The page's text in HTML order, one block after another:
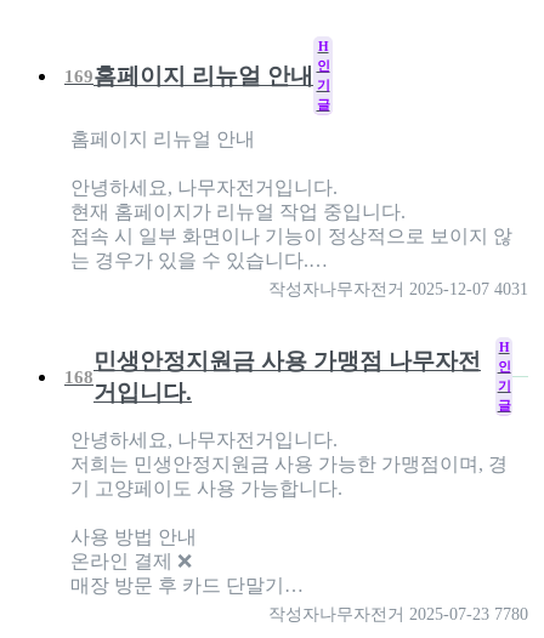
169홈페이지 리뉴얼 안내
H
인
기
글
홈페이지 리뉴얼 안내
안녕하세요, 나무자전거입니다.
현재 홈페이지가 리뉴얼 작업 중입니다.
접속 시 일부 화면이나 기능이 정상적으로 보이지 않
는 경우가 있을 수 있습니다.…
작성자나무자전거 2025-12-07 4031
168
민생안정지원금 사용 가맹점 나무자전
거입니다.
H
인
기
글
안녕하세요, 나무자전거입니다.
저희는 민생안정지원금 사용 가능한 가맹점이며, 경
기 고양페이도 사용 가능합니다.
사용 방법 안내
온라인 결제 ❌
매장 방문 후 카드 단말기…
작성자나무자전거 2025-07-23 7780